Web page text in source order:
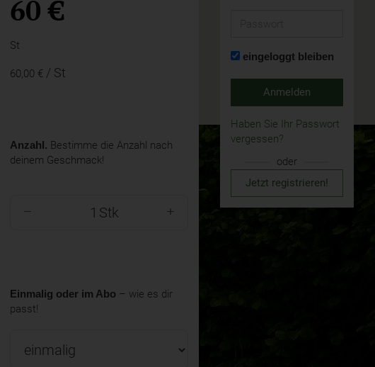
60 €
St
60,00 € / St
Anzahl. Bestimme die Anzahl nach
deinem Geschmack!
Stk
Einmalig oder im Abo – wie es dir
passt!
eingeloggt bleiben
Anmelden
Haben Sie Ihr Passwort
vergessen?
oder
Jetzt registrieren!